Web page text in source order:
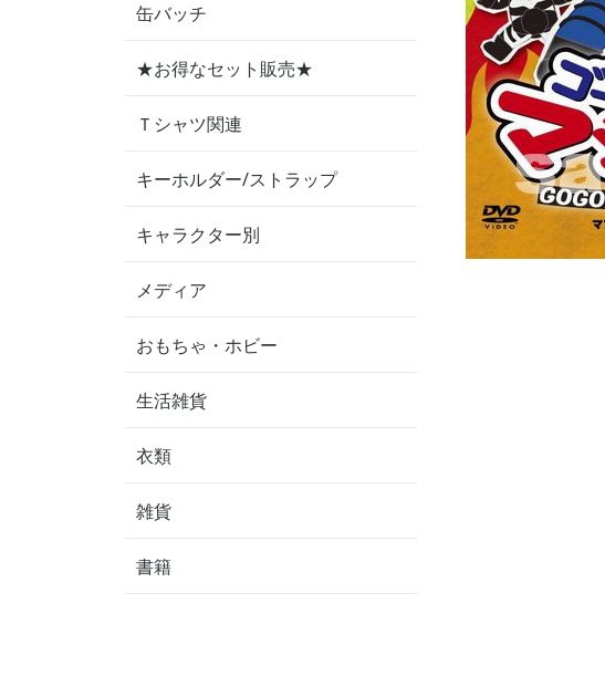
缶バッチ
★お得なセット販売★
Ｔシャツ関連
キーホルダー/ストラップ
キャラクター別
メディア
おもちゃ・ホビー
生活雑貨
衣類
雑貨
書籍